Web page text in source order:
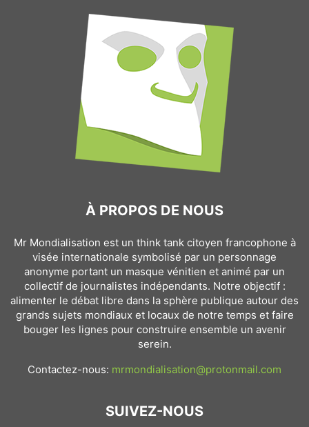
À PROPOS DE NOUS
Mr Mondialisation est un think tank citoyen francophone à
visée internationale symbolisé par un personnage
anonyme portant un masque vénitien et animé par un
collectif de journalistes indépendants. Notre objectif :
alimenter le débat libre dans la sphère publique autour des
grands sujets mondiaux et locaux de notre temps et faire
bouger les lignes pour construire ensemble un avenir
serein.
Contactez-nous: mrmondialisation@protonmail.com
SUIVEZ-NOUS